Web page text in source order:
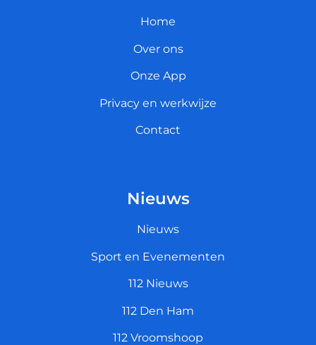
Home
Over ons
Onze App
Privacy en werkwijze
Contact
Nieuws
Nieuws
Sport en Evenementen
112 Nieuws
112 Den Ham
112 Vroomshoop